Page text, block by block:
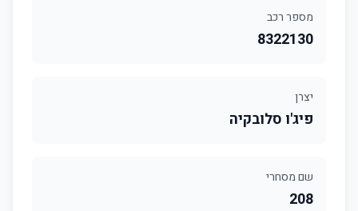
מספר רכב
8322130
יצרן
פיג'ו סלובקיה
שם מסחרי
208